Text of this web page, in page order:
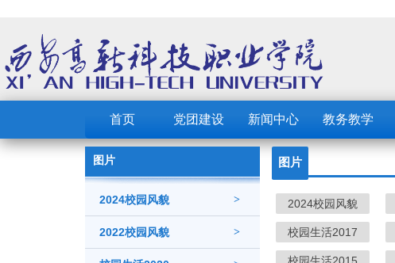
首页 党团建设 新闻中心 教务教学
图片
>
2024校园风貌
>
2022校园风貌
图片
2024校园风貌
校园生活2017